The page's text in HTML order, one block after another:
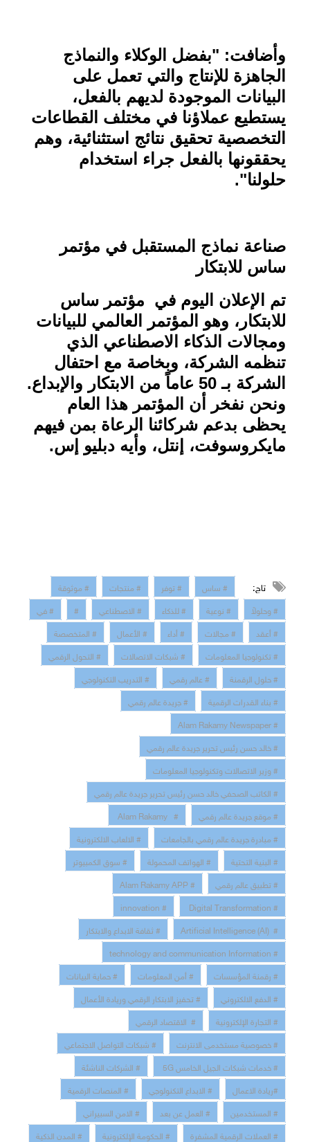
وأضافت: "بفضل الوكلاء والنماذج
الجاهزة للإنتاج والتي تعمل على
البيانات الموجودة لديهم بالفعل،
يستطيع عملاؤنا في مختلف القطاعات
التخصصية تحقيق نتائج استثنائية، وهم
يحققونها بالفعل جراء استخدام
حلولنا."
صناعة نماذج المستقبل في مؤتمر
ساس للابتكار
تم الإعلان اليوم في مؤتمر ساس
للابتكار، وهو المؤتمر العالمي للبيانات
ومجالات الذكاء الاصطناعي الذي
تنظمه الشركة، وبخاصة مع احتفال
الشركة بـ 50 عاماً من الابتكار والإبداع.
ونحن نفخر أن المؤتمر هذا العام
يحظى بدعم شركائنا الرعاة بمن فيهم
مايكروسوفت، إنتل، وأيه دبليو إس.
تاج: # ساس # توفر # منتجات
# موثوقة
# وحلولاً
# نوعية # للذكاء # الاصطناعي #
# في
# أعقد
# مجالات # أداء # الأعمال
# المتخصصة
# تكنولوجيا المعلومات
# شبكات الاتصالات
# التحول الرقمي
# حلول الرقمنة
# عالم رقمي
# التدريب التكنولوجي
# بناء القدرات الرقمية
# جريدة عالم رقمي
# Alam Rakamy Newspaper
# خالد حسن رئيس تحرير جريدة عالم رقمي
# وزير الاتصالات وتكنولوجيا المعلومات
# الكاتب الصحفي خالد حسن رئيس تحرير جريدة عالم رقمي
# موقع جريدة عالم رقمي
# Alam Rakamy
# مبادرة جريدة عالم رقمي بالجامعات
# الالعاب الالكترونية
# البنية التحتية
# الهواتف المحمولة
# سوق الكمبيوتر
# تطبيق عالم رقمي
# Alam Rakamy APP
# Digital Transformation
# innovation
# Artificial Intelligence (AI)
# ثقافة الابداع والابتكار
# technology and communication Information
# رقمنة المؤسسات
# أمن المعلومات
# حماية البيانات
# الدفع الالكتروني
# تحفيز الابتكار الرقمي وريادة الأعمال
# التجارة الإلكترونية
# الاقتصاد الرقمي
# خصوصية مستخدمى الانترنت
# شبكات التواصل الاجتماعي
# خدمات شبكات الجيل الخامس 5G
# الشركات الناشئة
#ريادة الاعمال
# الابداع التكنولوجي
# المنصات الرقمية
# المستخدمين
# العمل عن بعد
# الامن السبيراني
# العملات الرقمية المشفرة
# الحكومة الإلكترونية # المدن الذكية